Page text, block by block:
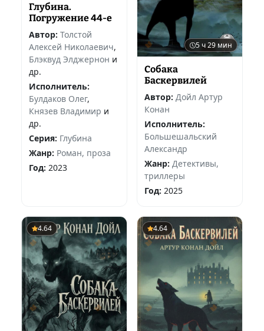
Глубина.
Погружение 44-е
Автор: Толстой
Алексей Николаевич,
Блэквуд Элджернон и
др.
Исполнитель:
Булдаков Олег,
Князев Владимир и
др.
Серия: Глубина
Жанр: Роман, проза
Год: 2023
5 ч 29 мин
Собака
Баскервилей
Автор: Дойл Артур
Конан
Исполнитель:
Большешальский
Александр
Жанр: Детективы,
триллеры
Год: 2025
4.64 4.64